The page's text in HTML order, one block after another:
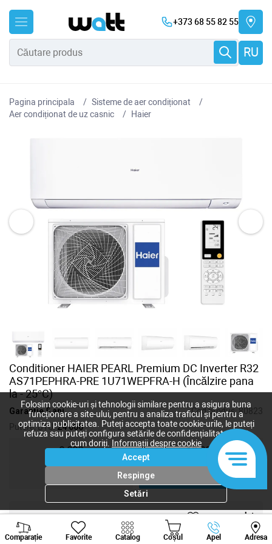
+373 68 55 82 55
RU
Pagina principala
Sisteme de aer condiționat
Aer condiționat de uz casnic
Haier
Conditioner HAIER PEARL Premium DC Inverter R32
AS71PEPHRA-PRE 1U71WEPFRA-H (Încălzire pana
la - 25°C)
Garanție 5 ani Cod produs: 80823
Putere, BTU:24 000
9 000 12 000
24 000
27 800 lei
+
Comparație Favorite Catalog Coșul Apel Adresa
Viber Whatsapp
Folosim cookie-uri și tehnologii similare pentru a asigura buna
funcționare a site-ului, pentru a analiza traficul și pentru a
optimiza publicitatea. Puteți accepta toate cookie-urile, le puteți
refuza sau puteți configura setările de confidențialitate după
cum doriți.
Informații despre cookie
Accept
Respinge
Setări